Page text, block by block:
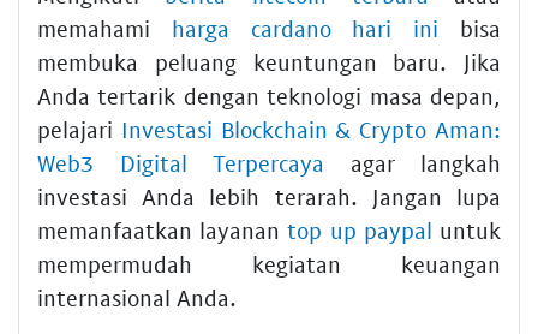
memahami harga cardano hari ini bisa
membuka peluang keuntungan baru. Jika
Anda tertarik dengan teknologi masa depan,
pelajari Investasi Blockchain & Crypto Aman:
Web3 Digital Terpercaya agar langkah
investasi Anda lebih terarah. Jangan lupa
memanfaatkan layanantop up paypal untuk
mempermudah kegiatan keuangan
internasional Anda.